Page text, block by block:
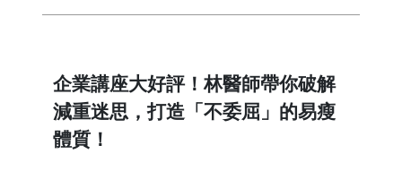
企業講座大好評！林醫師帶你破解
減重迷思，打造「不委屈」的易瘦
體質！